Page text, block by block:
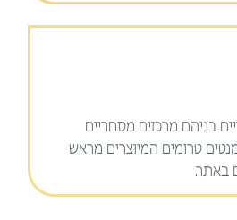
בניהם מרכזים מסחריים
טרומים המיוצרים מראש
באתר.